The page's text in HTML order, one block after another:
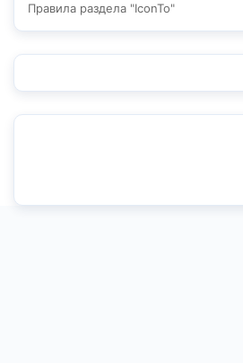
Правила раздела "IconTo"